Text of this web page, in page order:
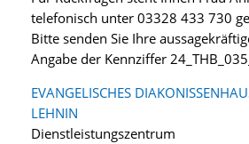
telefonisch unter 03328 433 730
Bitte senden Sie Ihre
Angabe der Kennziffer
EVANGELISCHES
LEHNIN
Dienstleistungszentrum